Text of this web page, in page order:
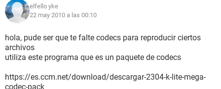
elfello yke
22 may 2010 a las 00:10
hola, pude ser que te falte codecs para reproducir ciertos
archivos
utiliza este programa que es un paquete de codecs
https://es.ccm.net/download/descargar-2304-k-lite-mega-
codec-pack